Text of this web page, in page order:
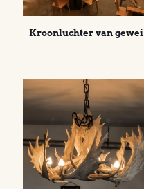
Kroonluchter van gewei